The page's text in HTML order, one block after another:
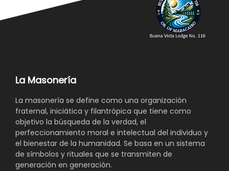
La Masonería
La masonería se define como una organización
fraternal, iniciática y filantrópica que tiene como
objetivo la búsqueda de la verdad, el
perfeccionamiento moral e intelectual del individuo y
el bienestar de la humanidad. Se basa en un sistema
de símbolos y rituales que se transmiten de
generación en generación.